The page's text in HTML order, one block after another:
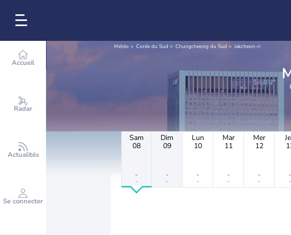
Accueil
Radar
Actualités
Se connecter
Météo Corée du Sud Chungcheong du Sud Jakcheon-ri
Sam
08
-
-
Dim
09
-
-
Lun
10
-
-
Mar
11
-
-
Mer
12
-
-
-
-